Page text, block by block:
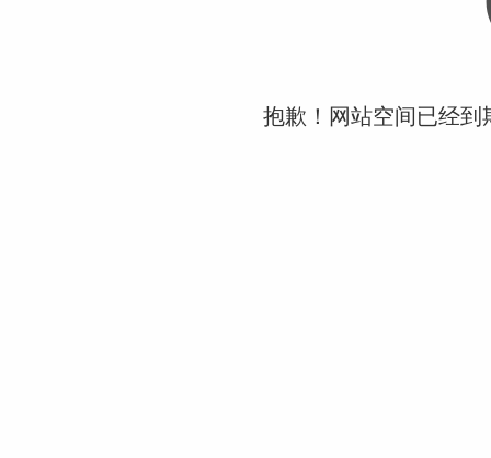
抱歉！网站空间已经